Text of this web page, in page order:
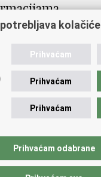
u
revizija službe
kolačiće
Prihvaćam
Prihvaćam
Prihvaćam
Prihvaćam odabrane